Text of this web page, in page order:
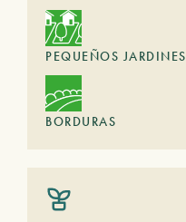
PEQUEÑOS JARDINES
BORDURAS